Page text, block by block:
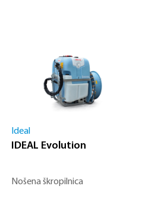
Ideal
IDEAL Evolution
Nošena škropilnica